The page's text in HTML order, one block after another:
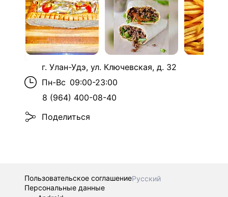
г. Улан-Удэ, ул. Ключевская, д. 32
Пн-Вс 09:00-23:00
8 (964) 400-08-40
Поделиться
Пользовательское соглашениеРусский
Персональные данные